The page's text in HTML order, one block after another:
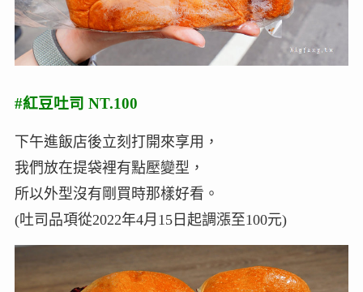
#紅豆吐司 NT.100
下午進飯店後立刻打開來享用，
我們放在提袋裡有點壓變型，
所以外型沒有剛買時那樣好看。
(吐司品項從2022年4月15日起調漲至100元)